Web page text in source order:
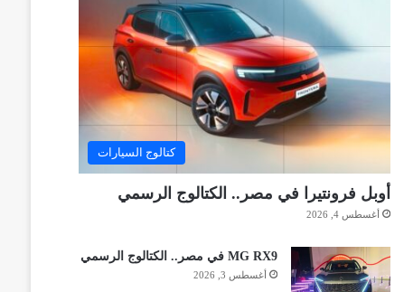
كتالوج السيارات
أوبل فرونتيرا في مصر.. الكتالوج الرسمي
أغسطس 4, 2026
MG RX9 في مصر.. الكتالوج الرسمي
أغسطس 3, 2026